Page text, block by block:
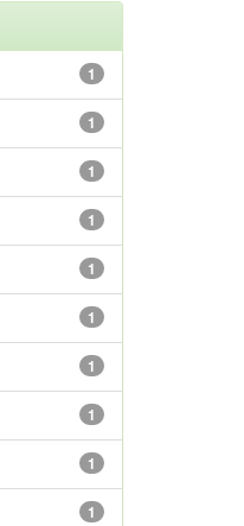
1
1
1
1
1
1
1
1
1
1